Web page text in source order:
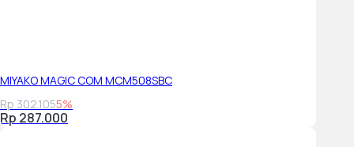
MIYAKO MAGIC COM MCM508SBC
Rp 302.1055%
Rp 287.000